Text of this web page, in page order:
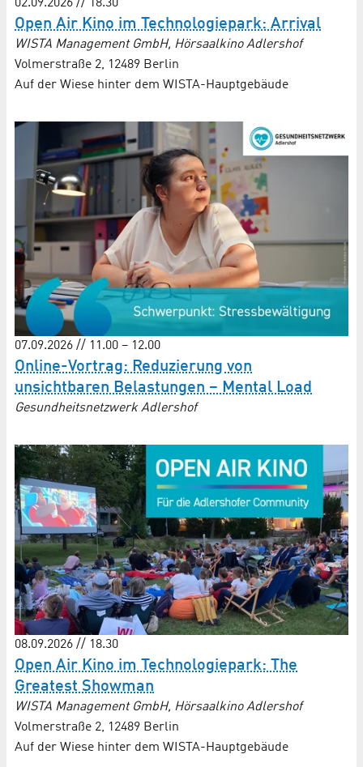
02.09.2026 // 18.30
Open Air Kino im Technologiepark: Arrival
WISTA Management GmbH, Hörsaalkino Adlershof
Volmerstraße 2, 12489 Berlin
Auf der Wiese hinter dem WISTA-Hauptgebäude
07.09.2026 // 11.00 – 12.00
Online-Vortrag: Reduzierung von
unsichtbaren Belastungen – Mental Load
Gesundheitsnetzwerk Adlershof
08.09.2026 // 18.30
Open Air Kino im Technologiepark: The
Greatest Showman
WISTA Management GmbH, Hörsaalkino Adlershof
Volmerstraße 2, 12489 Berlin
Auf der Wiese hinter dem WISTA-Hauptgebäude